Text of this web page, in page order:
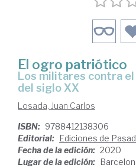
El ogro patriótico
Los militares contra el pueblo en la España
del siglo XX
Losada, Juan Carlos
ISBN: 9788412138306
Editorial: Ediciones de
Fecha de la edición: 2020
Lugar de la edición: